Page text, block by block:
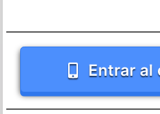
Entrar al